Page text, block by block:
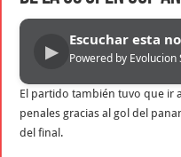
▶
Escuchar esta
Powered by
El partido también tuvo que ir
penales gracias al gol del
del final.